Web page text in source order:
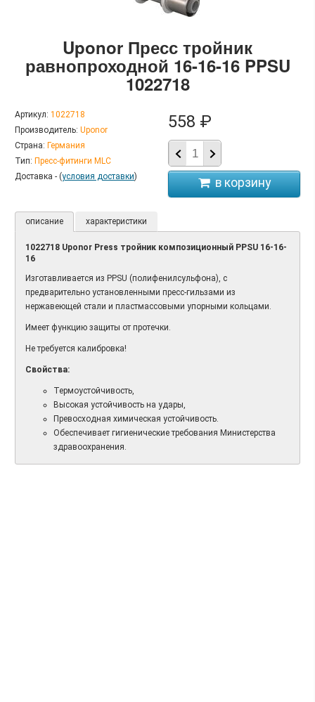
Uponor Пресс тройник
равнопроходной 16-16-16 PPSU
1022718
Артикул: 1022718
Производитель: Uponor
Страна: Германия
Тип: Пресс-фитинги MLC
Доставка - (условия доставки)
558 ₽
описание характеристики
1022718 Uponor Press тройник композиционный PPSU 16-16-
16
Изготавливается из PPSU (полифенилсульфона), с
предварительно установленными пресс-гильзами из
нержавеющей стали и пластмассовыми упорными кольцами.
Имеет функцию защиты от протечки.
Не требуется калибровка!
Свойства:
Термоустойчивость,
Высокая устойчивость на удары,
Превосходная химическая устойчивость.
Обеспечивает гигиенические требования Министерства
здравоохранения.